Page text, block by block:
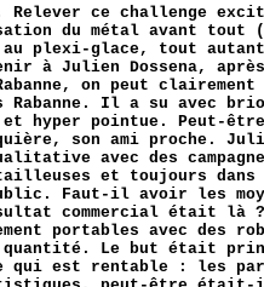
Relever ce challenge
du métal avant tout
plexi-glace, tout
à Julien Dossena,
on peut
Rabanne. Il a su avec
et hyper pointue. Peut-
son ami proche.
avec des
et toujours
Faut-il avoir les
commercial était là
portables avec des
Le but était
qui est rentable : les